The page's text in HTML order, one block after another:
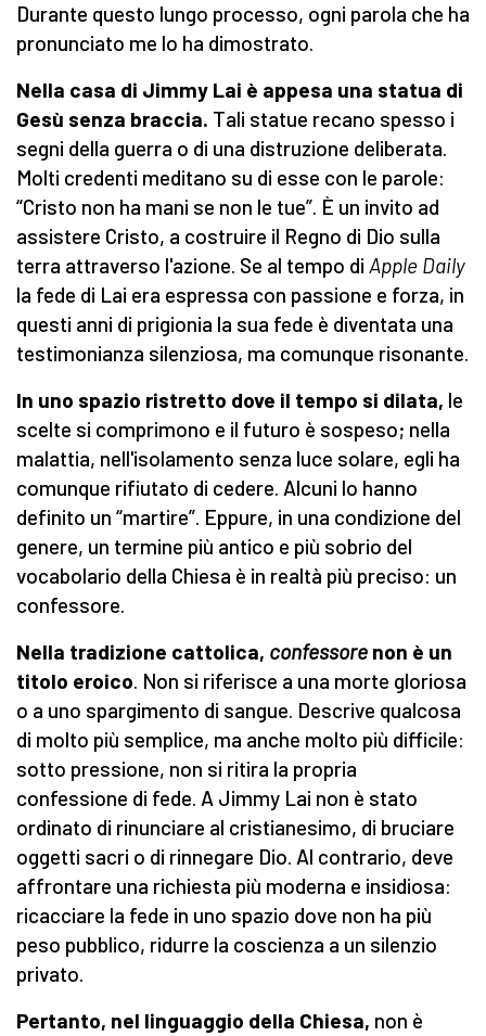
Durante questo lungo processo, ogni parola che ha
pronunciato me lo ha dimostrato.
Nella casa di Jimmy Lai è appesa una statua di
Gesù senza braccia. Tali statue recano spesso i
segni della guerra o di una distruzione deliberata.
Molti credenti meditano su di esse con le parole:
“Cristo non ha mani se non le tue”. È un invito ad
assistere Cristo, a costruire il Regno di Dio sulla
terra attraverso l'azione. Se al tempo di Apple Daily
la fede di Lai era espressa con passione e forza, in
questi anni di prigionia la sua fede è diventata una
testimonianza silenziosa, ma comunque risonante.
In uno spazio ristretto dove il tempo si dilata, le
scelte si comprimono e il futuro è sospeso; nella
malattia, nell'isolamento senza luce solare, egli ha
comunque rifiutato di cedere. Alcuni lo hanno
definito un “martire”. Eppure, in una condizione del
genere, un termine più antico e più sobrio del
vocabolario della Chiesa è in realtà più preciso: un
confessore.
Nella tradizione cattolica, confessore non è un
titolo eroico. Non si riferisce a una morte gloriosa
o a uno spargimento di sangue. Descrive qualcosa
di molto più semplice, ma anche molto più difficile:
sotto pressione, non si ritira la propria
confessione di fede. A Jimmy Lai non è stato
ordinato di rinunciare al cristianesimo, di bruciare
oggetti sacri o di rinnegare Dio. Al contrario, deve
affrontare una richiesta più moderna e insidiosa:
ricacciare la fede in uno spazio dove non ha più
peso pubblico, ridurre la coscienza a un silenzio
privato.
Pertanto, nel linguaggio della Chiesa, non è